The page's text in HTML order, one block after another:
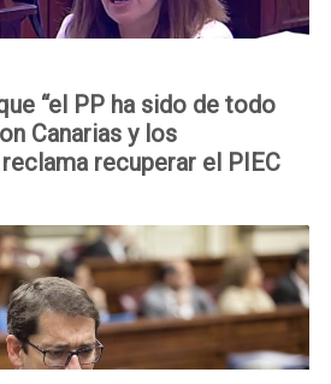
“el PP ha sido de todo
Canarias y los
recuperar el PIEC